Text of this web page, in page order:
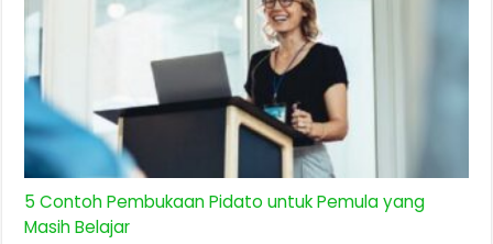
5 Contoh Pembukaan Pidato untuk Pemula yang
Masih Belajar